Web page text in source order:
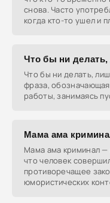
снова. Часто
когда кто-то ушел и
Что бы ни
Что бы ни делать,
фраза,
работы, занимаясь
Мама ама
Мама ама криминал
что человек
противоречащее
юмористических